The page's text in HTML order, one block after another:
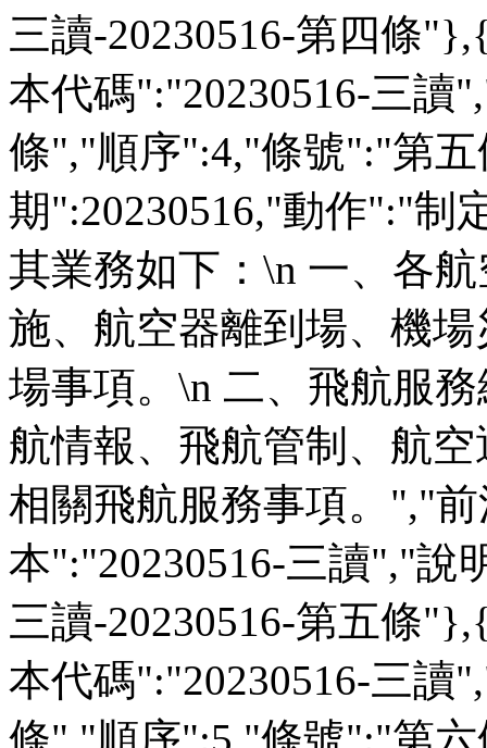
三讀-20230516-第四條
本代碼":"20230516-三讀
條","順序":4,"條號":"第
期":20230516,"動作":"制
其業務如下：\n 一、各
施、航空器離到場、機
場事項。\n 二、飛航服
航情報、飛航管制、航
相關飛航服務事項。","
本":"20230516-三讀","說
三讀-20230516-第五條
本代碼":"20230516-三讀